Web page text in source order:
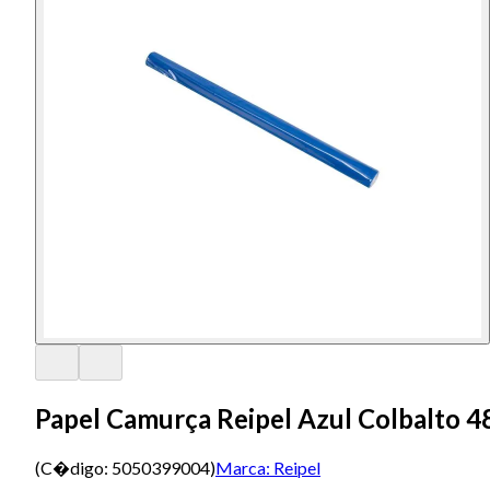
Papel Camurça Reipel Azul Colbalto
(C�digo: 5050399004)Marca: Reipel